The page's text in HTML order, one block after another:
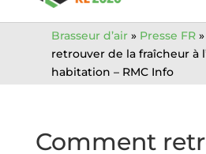
Brasseur d’air» Presse FR»
retrouver de la fraîcheur à
habitation – RMC Info
Comment